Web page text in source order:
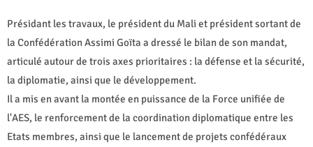
Présidant les travaux, le président du Mali et président sortant de
la Confédération Assimi Goïta a dressé le bilan de son mandat,
articulé autour de trois axes prioritaires : la défense et la sécurité,
la diplomatie, ainsi que le développement.
Il a mis en avant la montée en puissance de la Force unifiée de
l'AES, le renforcement de la coordination diplomatique entre les
Etats membres, ainsi que le lancement de projets confédéraux